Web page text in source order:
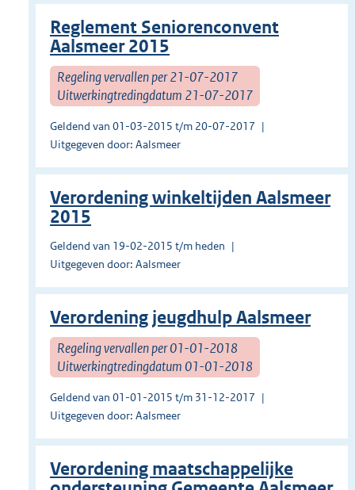
Reglement Seniorenconvent
Aalsmeer 2015
Regeling vervallen per 21-07-2017
Uitwerkingtredingdatum 21-07-2017
Geldend van 01-03-2015 t/m 20-07-2017
Uitgegeven door: Aalsmeer
Verordening winkeltijden Aalsmeer
2015
Geldend van 19-02-2015 t/m heden
Uitgegeven door: Aalsmeer
Verordening jeugdhulp Aalsmeer
Regeling vervallen per 01-01-2018
Uitwerkingtredingdatum 01-01-2018
Geldend van 01-01-2015 t/m 31-12-2017
Uitgegeven door: Aalsmeer
Verordening maatschappelijke